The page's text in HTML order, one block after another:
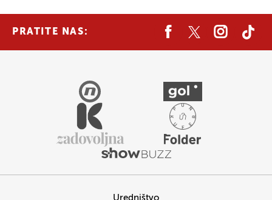
PRATITE NAS:
Uredništvo